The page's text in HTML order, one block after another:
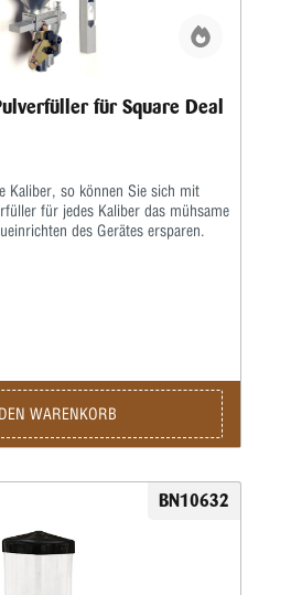
für Square Deal
Kaliber, so können Sie sich mit
für jedes Kaliber das mühsame
des Gerätes ersparen.
WARENKORB
BN10632